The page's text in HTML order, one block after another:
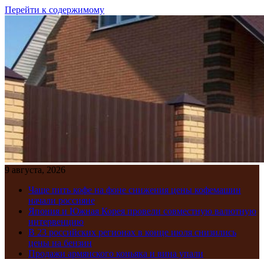
Перейти к содержимому
9 августа, 2026
Чаще пить кофе на фоне снижения цены кофемашин
начали россияне
Япония и Южная Корея провели совместную валютную
интервенцию
В 23 российских регионах в конце июля снизились
цены на бензин
Продажи армянского коньяка и вина упали